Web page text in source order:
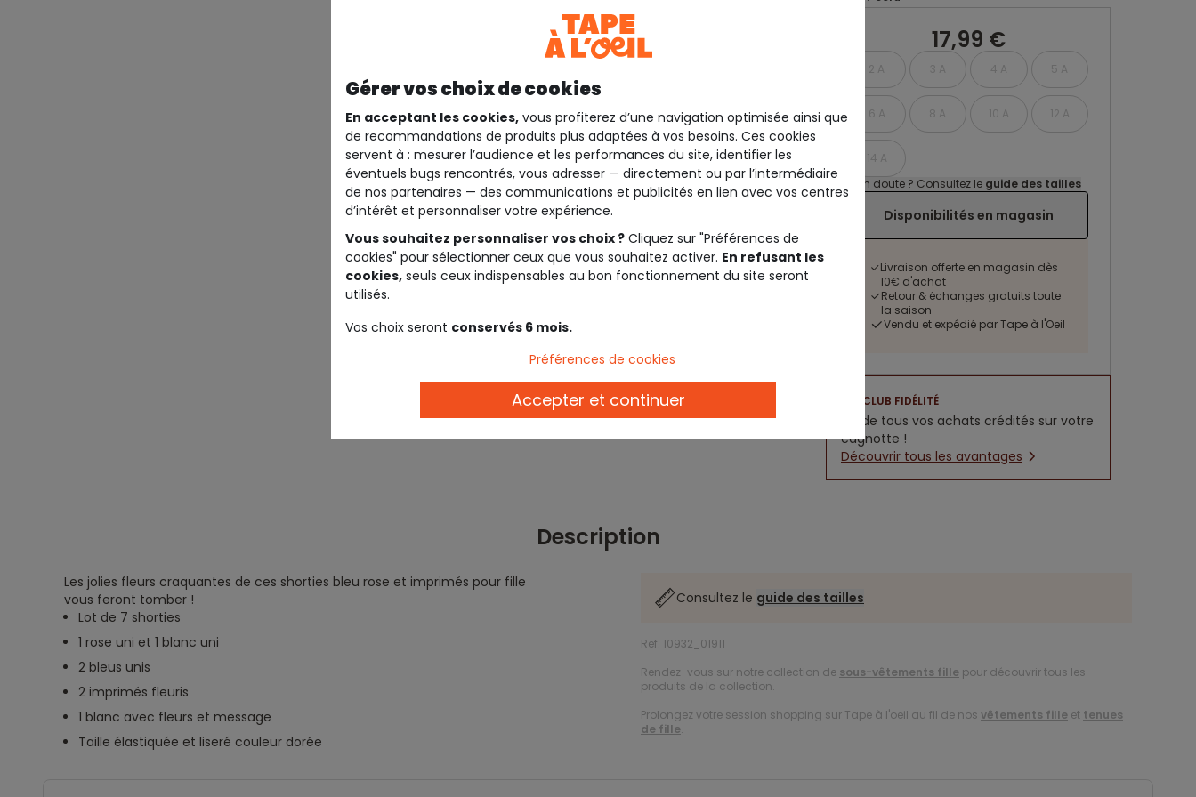
17,99 €
2 A 3 A 4 A 5 A
6 A 8 A 10 A 12 A
14 A
Un doute ? Consultez le guide des tailles
Disponibilités en magasin
Livraison offerte en magasin dès
10€ d'achat
Retour & échanges gratuits toute
la saison
Vendu et expédié par Tape à l'Oeil
CLUB FIDÉLITÉ
5% de tous vos achats crédités sur votre
cagnotte !
Découvrir tous les avantages
Description
Les jolies fleurs craquantes de ces shorties bleu rose et imprimés pour fille
vous feront tomber !
Lot de 7 shorties
1 rose uni et 1 blanc uni
2 bleus unis
2 imprimés fleuris
1 blanc avec fleurs et message
Taille élastiquée et liseré couleur dorée
Consultez le guide des tailles
Ref. 10932_01911
Rendez-vous sur notre collection de sous-vêtements fille pour découvrir tous les
produits de la collection.
Prolongez votre session shopping sur Tape à l'oeil au fil de nos vêtements fille et tenues
de fille.
Gérer vos choix de cookies
En acceptant les cookies, vous profiterez d’une navigation optimisée ainsi que
de recommandations de produits plus adaptées à vos besoins. Ces cookies
servent à : mesurer l’audience et les performances du site, identifier les
éventuels bugs rencontrés, vous adresser — directement ou par l’intermédiaire
de nos partenaires — des communications et publicités en lien avec vos centres
d’intérêt et personnaliser votre expérience.
Vous souhaitez personnaliser vos choix ? Cliquez sur "Préférences de
cookies" pour sélectionner ceux que vous souhaitez activer. En refusant les
cookies, seuls ceux indispensables au bon fonctionnement du site seront
utilisés.
Vos choix seront conservés 6 mois.
Préférences de cookies
Accepter et continuer